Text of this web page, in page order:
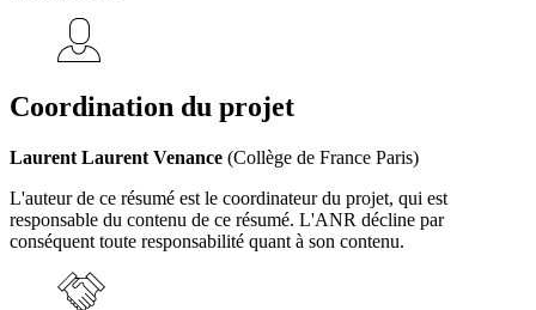
Coordination du projet
Laurent Laurent Venance (Collège de France Paris)
L'auteur de ce résumé est le coordinateur du projet, qui est
responsable du contenu de ce résumé. L'ANR décline par
conséquent toute responsabilité quant à son contenu.